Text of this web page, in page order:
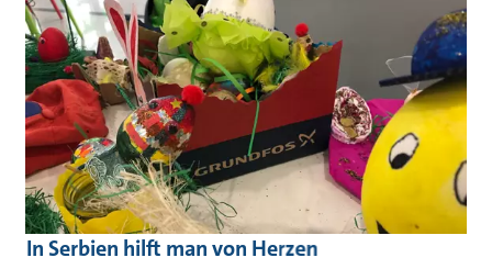
In Serbien hilft man von Herzen